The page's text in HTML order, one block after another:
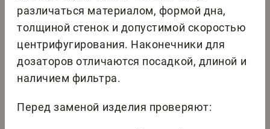
различаться материалом, формой дна,
толщиной стенок и допустимой скоростью
центрифугирования. Наконечники для
дозаторов отличаются посадкой, длиной и
наличием фильтра.
Перед заменой изделия проверяют: